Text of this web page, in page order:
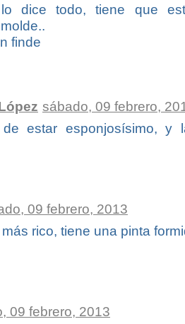
dice todo, tiene que
finde
sábado, 09 febrero,
estar esponjosísimo, y
09 febrero, 2013
rico, tiene una pinta
09 febrero, 2013